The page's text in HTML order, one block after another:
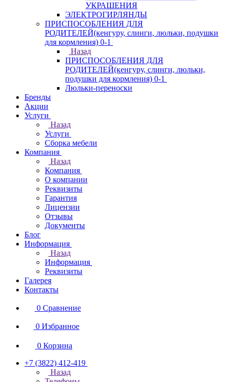
УКРАШЕНИЯ
ЭЛЕКТРОГИРЛЯНДЫ
ПРИСПОСОБЛЕНИЯ ДЛЯ
РОДИТЕЛЕЙ(кенгуру, слинги, люльки, подушки
для кормления) 0-1
Назад
ПРИСПОСОБЛЕНИЯ ДЛЯ
РОДИТЕЛЕЙ(кенгуру, слинги, люльки,
подушки для кормления) 0-1
Люльки-переноски
Бренды
Акции
Услуги
Назад
Услуги
Сборка мебели
Компания
Назад
Компания
О компании
Реквизиты
Гарантия
Лицензии
Отзывы
Документы
Блог
Информация
Назад
Информация
Реквизиты
Галерея
Контакты
0 Сравнение
0 Избранное
0 Корзина
+7 (3822) 412-419
Назад